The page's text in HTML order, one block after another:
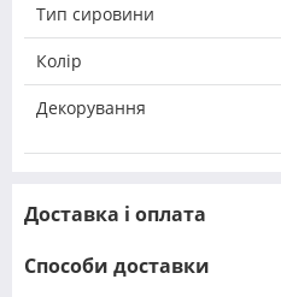
Тип сировини
Колір
Декорування
Доставка і оплата
Способи доставки